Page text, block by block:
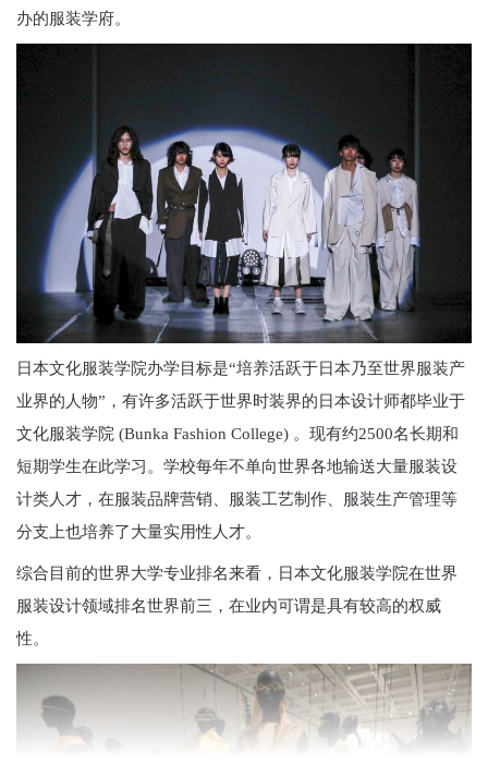
办的服装学府。
日本文化服装学院办学目标是“培养活跃于日本乃至世界服装产
业界的人物”，有许多活跃于世界时装界的日本设计师都毕业于
文化服装学院 (Bunka Fashion College) 。现有约2500名长期和
短期学生在此学习。学校每年不单向世界各地输送大量服装设
计类人才，在服装品牌营销、服装工艺制作、服装生产管理等
分支上也培养了大量实用性人才。
综合目前的世界大学专业排名来看，日本文化服装学院在世界
服装设计领域排名世界前三，在业内可谓是具有较高的权威
性。